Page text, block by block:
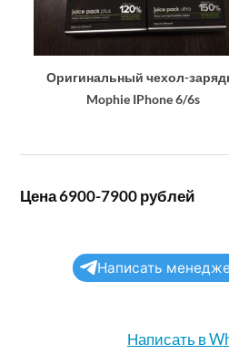
Оригинальный чехол-
Mophie IPhone 6/6s
Цена 6900-7900 рублей
Написать
Написать в